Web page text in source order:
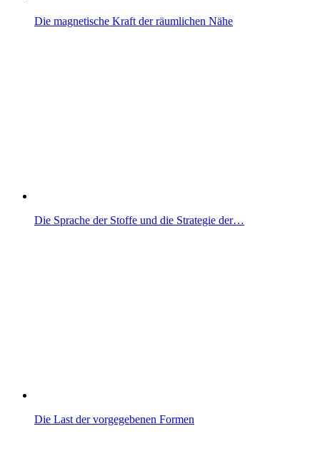
Die magnetische Kraft der räumlichen Nähe
Die Sprache der Stoffe und die Strategie der…
Die Last der vorgegebenen Formen